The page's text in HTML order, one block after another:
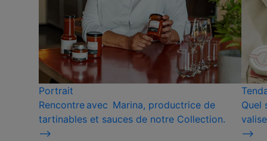
Portrait
Rencontre avec Marina, productrice de
tartinables et sauces de notre Collection.
⟶
Quel
⟶